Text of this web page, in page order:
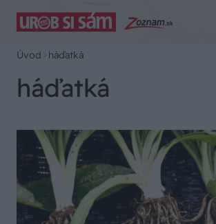
Úvod háďatká
háďatká